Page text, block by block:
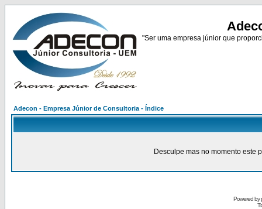
"Ser uma empresa júnior que
Adecon - Empresa Júnior de Consultoria - Índice
Desculpe mas no momento este
Powered by